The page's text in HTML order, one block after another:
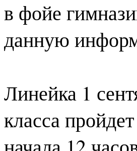
в фойе
данную
Линейка 1
класса